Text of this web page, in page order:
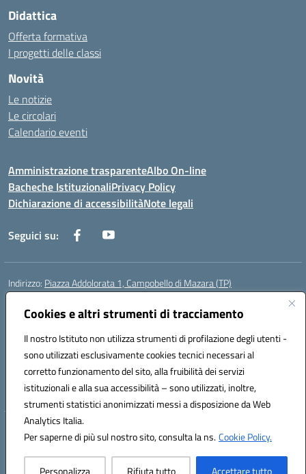
Cookies e altri strumenti di tracciamento
Il nostro Istituto non utilizza strumenti di profilazione degli utenti -
sono utilizzati esclusivamente cookies tecnici necessari al
corretto funzionamento del sito, alla fruibilità dei servizi
istituzionali e alla sua accessibilità – sono utilizzati, inoltre,
strumenti statistici anonimizzati messi a disposizione da Web
Analytics Italia.
Per saperne di più sul nostro sito, consulta la ns.Cookie Policy.
Personalizza Rifiuta tutto Accettare tutto
Didattica
Offerta formativa
I progetti delle classi
Novità
Le notizie
Le circolari
Calendario eventi
Amministrazione trasparenteAlbo On-line
Bacheche IstituzionaliPrivacy Policy
Dichiarazione di accessibilitàNote legali
Seguici su:
Indirizzo: Piazza Addolorata 1, Campobello di Mazara (TP)
Centralino:092447674 Email:tpic81800e@istruzione.it
Posta elettronica certificata (PEC):tpic81800e@pec.istruzione.it
Codice fiscale: 81000910810
Codice meccanografico:TPIC81800E
Codice Indice delle Pubbliche Amministrazioni (IPA): istsc_tpic81800e
Codice unico di fatturazione (CUF): BAFXZG
Hosting & Powered by 3D Solution S.r.l.
Concept & Design by Designers Italia